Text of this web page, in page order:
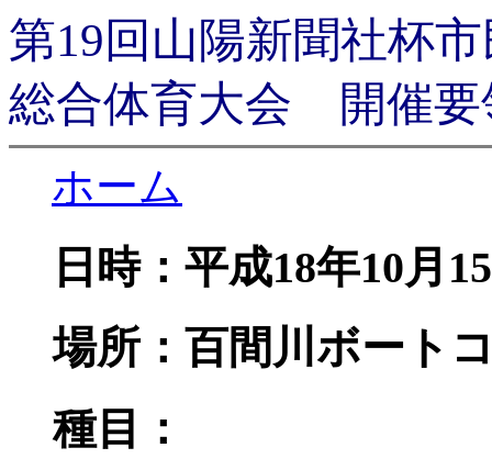
第19回山陽新聞社杯
総合体育大会 開催要
ホーム
日時：平成18年10月
場所：百間川ボート
種目：